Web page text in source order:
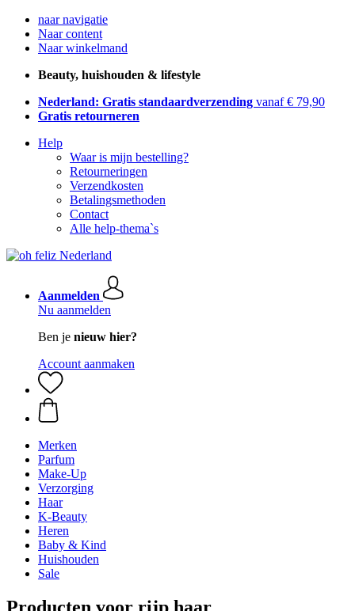
naar navigatie
Naar content
Naar winkelmand
Beauty, huishouden & lifestyle
Nederland: Gratis standaardverzending vanaf € 79,90
Gratis retourneren
Help
Waar is mijn bestelling?
Retourneringen
Verzendkosten
Betalingsmethoden
Contact
Alle help-thema`s
Aanmelden
Nu aanmelden
Ben je nieuw hier?
Account aanmaken
Merken
Parfum
Make-Up
Verzorging
Haar
K-Beauty
Heren
Baby & Kind
Huishouden
Sale